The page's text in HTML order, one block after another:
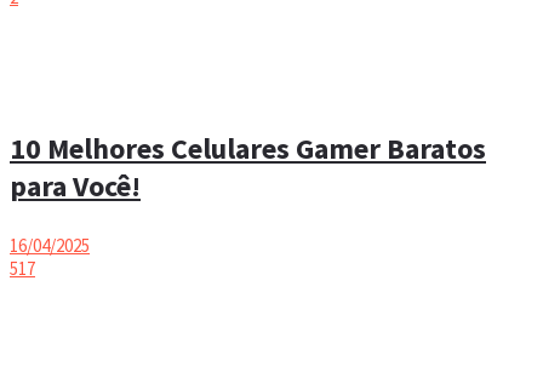
10 Melhores Celulares Gamer Baratos
para Você!
16/04/2025
517